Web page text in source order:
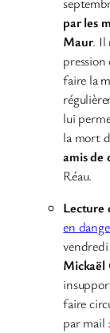
par les
Maur. Il
pression
faire la
lui
la mort
amis
Réau.
Lecture
en
Mickaël
faire
par mail